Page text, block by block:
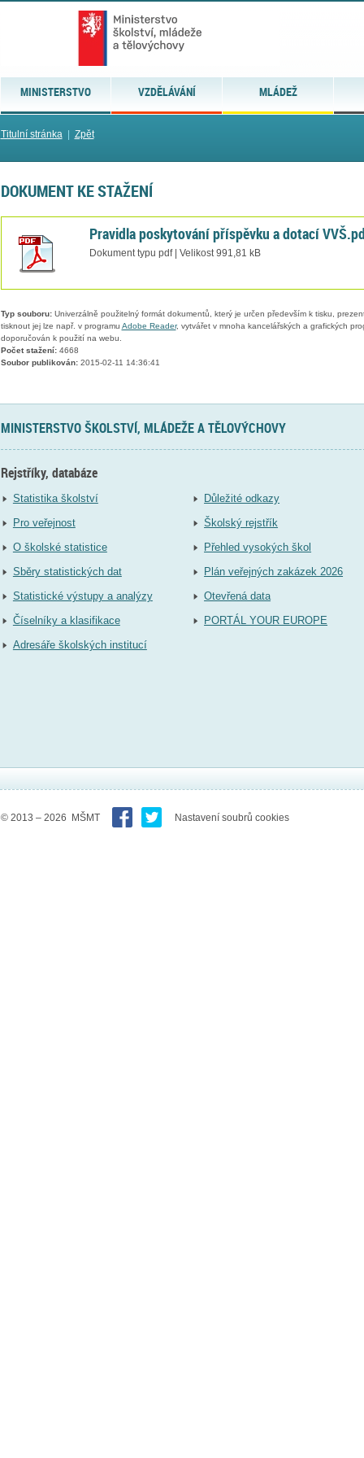
MINISTERSTVO VZDĚLÁVÁNÍ MLÁDEŽ
Titulní stránka| Zpět
DOKUMENT KE STAŽENÍ
Pravidla poskytování příspěvku a dotací
Dokument typu pdf | Velikost 991,81 kB
Typ souboru:Univerzálně použitelný formát dokumentů, který je určen především k tisku,
tisknout jej lze např. v programu Adobe Reader, vytvářet v mnoha kancelářských a grafických
doporučován k použití na webu.
Počet stažení:4668
Soubor publikován:2015-02-11 14:36:41
MINISTERSTVO ŠKOLSTVÍ, MLÁDEŽE A TĚLOVÝCHOVY
Rejstříky, databáze
Statistika školství
Pro veřejnost
O školské statistice
Sběry statistických dat
Statistické výstupy a analýzy
Číselníky a klasifikace
Adresáře školských institucí
Důležité odkazy
Školský rejstřík
Přehled vysokých škol
Plán veřejných zakázek 2026
Otevřená data
PORTÁL YOUR EUROPE
© 2013 – 2026 MŠMT Nastavení soubrů cookies